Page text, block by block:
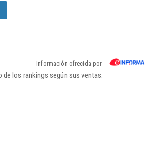
Información ofrecida por
los rankings según sus ventas: